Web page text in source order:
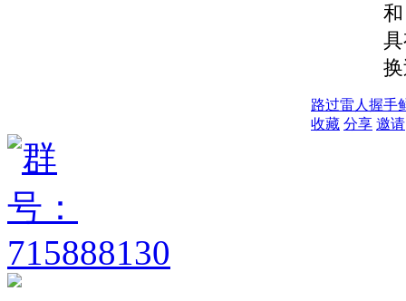
路过雷人 握手
收藏 分享 邀请